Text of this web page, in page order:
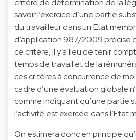
critère de détermination de la
savoir l’exercice d’une partie
du travailleur dans un Etat
d’application 987/2009 précise
ce critère, il y a lieu de tenir
temps de travail et de la
ces critères à concurrence de
cadre d’une évaluation globale
comme indiquant qu’une partie
l’activité est exercée dans l’Etat
On estimera donc en principe